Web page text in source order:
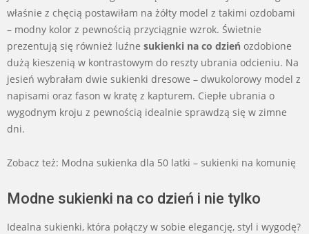
właśnie z chęcią postawiłam na żółty model z takimi ozdobami
– modny kolor z pewnością przyciągnie wzrok. Świetnie
prezentują się również luźne sukienki na co dzień ozdobione
dużą kieszenią w kontrastowym do reszty ubrania odcieniu. Na
jesień wybrałam dwie sukienki dresowe – dwukolorowy model z
napisami oraz fason w kratę z kapturem. Ciepłe ubrania o
wygodnym kroju z pewnością idealnie sprawdzą się w zimne
dni.
Zobacz też: Modna sukienka dla 50 latki – sukienki na komunię
Modne sukienki na co dzień i nie tylko
Idealna sukienki, która połączy w sobie elegancję, styl i wygodę?